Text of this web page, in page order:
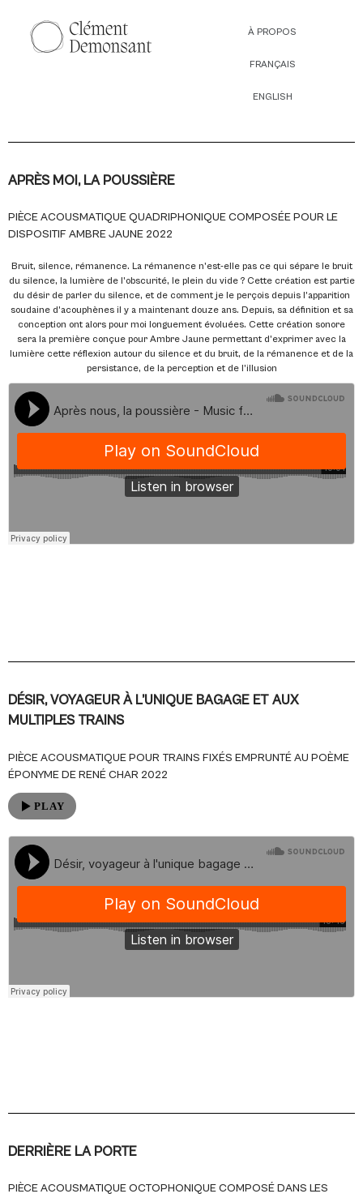
À PROPOS
FRANÇAIS
ENGLISH
APRÈS MOI, LA POUSSIÈRE
PIÈCE ACOUSMATIQUE QUADRIPHONIQUE COMPOSÉE POUR LE
DISPOSITIF AMBRE JAUNE 2022
Bruit, silence, rémanence. La rémanence n’est-elle pas ce qui sépare le bruit
du silence, la lumière de l’obscurité, le plein du vide ? Cette création est partie
du désir de parler du silence, et de comment je le perçois depuis l’apparition
soudaine d’acouphènes il y a maintenant douze ans. Depuis, sa définition et sa
conception ont alors pour moi longuement évoluées. Cette création sonore
sera la première conçue pour Ambre Jaune permettant d’exprimer avec la
lumière cette réflexion autour du silence et du bruit, de la rémanence et de la
persistance, de la perception et de l’illusion
DÉSIR, VOYAGEUR À L’UNIQUE BAGAGE ET AUX
MULTIPLES TRAINS
PIÈCE ACOUSMATIQUE POUR TRAINS FIXÉS EMPRUNTÉ AU POÈME
ÉPONYME DE RENÉ CHAR 2022
PLAY
DERRIÈRE LA PORTE
PIÈCE ACOUSMATIQUE OCTOPHONIQUE COMPOSÉ DANS LES